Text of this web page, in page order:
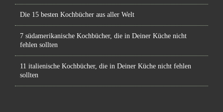
Die 15 besten Kochbücher aus aller Welt
7 südamerikanische Kochbücher, die in Deiner Küche nicht
fehlen sollten
11 italienische Kochbücher, die in Deiner Küche nicht fehlen
sollten